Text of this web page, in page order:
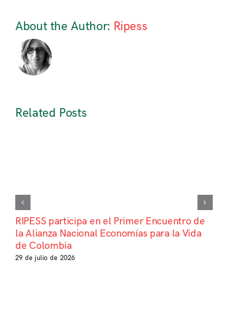
About the Author: Ripess
Related Posts
RIPESS participa en el Primer Encuentro de
la Alianza Nacional Economías para la Vida
de Colombia
29 de julio de 2026